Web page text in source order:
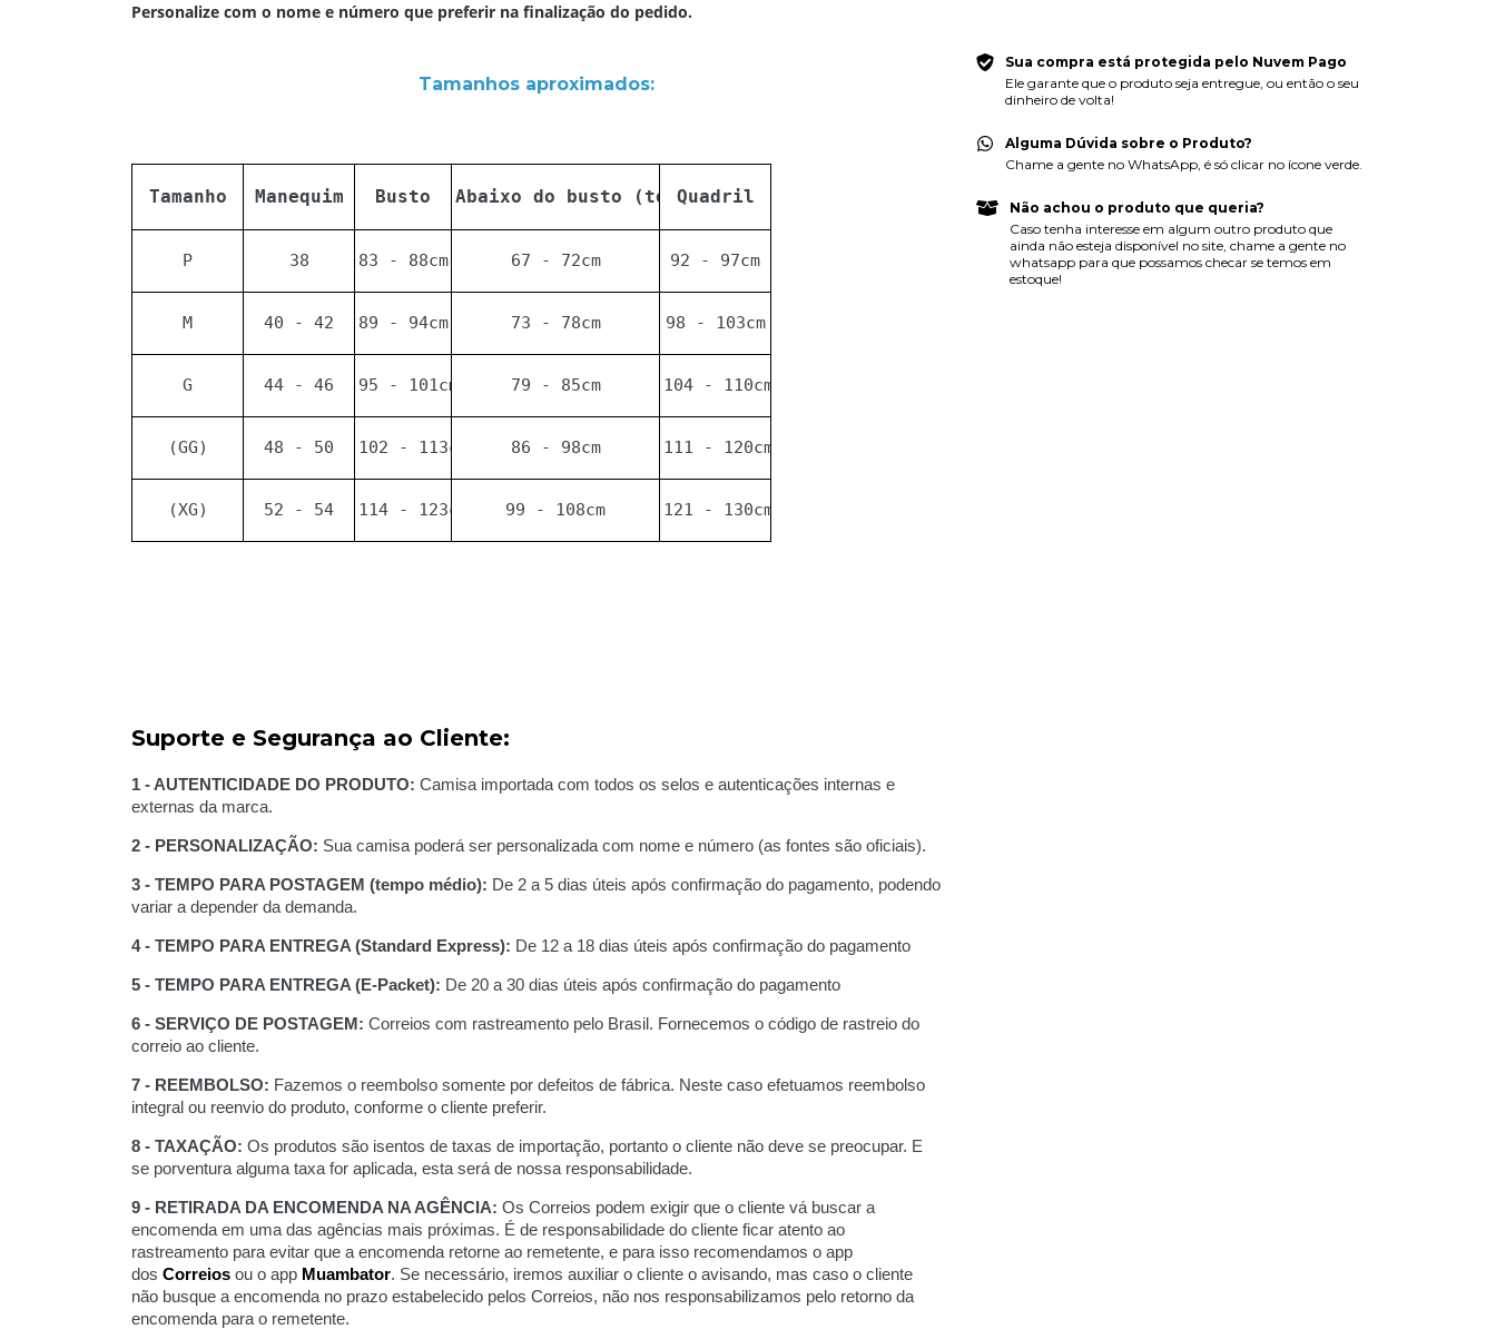
Personalize com o nome e número que preferir na finalização do pedido.
Tamanhos aproximados:
Tamanho Manequim Busto Abaixo do busto (tórax)Quadril
P 38 83 - 88cm 67 - 72cm 92 - 97cm
M 40 - 42 89 - 94cm 73 - 78cm 98 - 103cm
G 44 - 46 95 - 101cm 79 - 85cm 104 - 110cm
(GG) 48 - 50 102 - 113cm 86 - 98cm 111 - 120cm
(XG) 52 - 54 114 - 123cm 99 - 108cm 121 - 130cm
Suporte e Segurança ao Cliente:
1 - AUTENTICIDADE DO PRODUTO: Camisa importada com todos os selos e autenticações internas e
externas da marca.
2 - PERSONALIZAÇÃO: Sua camisa poderá ser personalizada com nome e número (as fontes são oficiais).
3 - TEMPO PARA POSTAGEM (tempo médio): De 2 a 5 dias úteis após confirmação do pagamento, podendo
variar a depender da demanda.
4 - TEMPO PARA ENTREGA (Standard Express): De 12 a 18 dias úteis após confirmação do pagamento
5 - TEMPO PARA ENTREGA (E-Packet): De 20 a 30 dias úteis após confirmação do pagamento
6 - SERVIÇO DE POSTAGEM: Correios com rastreamento pelo Brasil. Fornecemos o código de rastreio do
correio ao cliente.
7 - REEMBOLSO: Fazemos o reembolso somente por defeitos de fábrica. Neste caso efetuamos reembolso
integral ou reenvio do produto, conforme o cliente preferir.
8 - TAXAÇÃO: Os produtos são isentos de taxas de importação, portanto o cliente não deve se preocupar. E
se porventura alguma taxa for aplicada, esta será de nossa responsabilidade.
9 - RETIRADA DA ENCOMENDA NA AGÊNCIA: Os Correios podem exigir que o cliente vá buscar a
encomenda em uma das agências mais próximas. É de responsabilidade do cliente ficar atento ao
rastreamento para evitar que a encomenda retorne ao remetente, e para isso recomendamos o app
dos Correios ou o app Muambator. Se necessário, iremos auxiliar o cliente o avisando, mas caso o cliente
não busque a encomenda no prazo estabelecido pelos Correios, não nos responsabilizamos pelo retorno da
encomenda para o remetente.
Sua compra está protegida pelo Nuvem Pago
Ele garante que o produto seja entregue, ou então o seu
dinheiro de volta!
Alguma Dúvida sobre o Produto?
Chame a gente no WhatsApp, é só clicar no ícone verde.
Não achou o produto que queria?
Caso tenha interesse em algum outro produto que
ainda não esteja disponível no site, chame a gente no
whatsapp para que possamos checar se temos em
estoque!